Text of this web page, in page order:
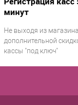
минут
Не выходя из
дополнительной
кассы "под ключ"